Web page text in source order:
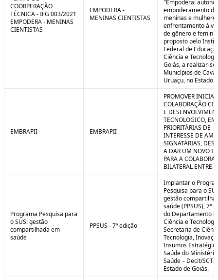
COORPERAÇÃO
TÉCNICA - IFG 003/2021
EMPODERA - MENINAS
CIENTISTAS
EMPODERA -
MENINAS CIENTISTAS
"Empodera:
empoderamento de
meninas e
enfrentamento à
de gênero e
proposto pelo
Federal de
Ciência e
Goiás, a realizar-se
Municípios de
Uruaçu, no Estado
EMBRAPII EMBRAPII
PROMOVER
COLABORAÇÃO
E
TECNOLOGICO, EM
PRIORITÁRIAS DE
INTERESSE DE
SIGNATÁRIAS,
A DAR UM NOVO
PARA A
BILATERAL ENTRE
Programa Pesquisa para
o SUS: gestão
compartilhada em
saúde
PPSUS - 7ª edição
Implantar o
Pesquisa para o
gestão
saúde (PPSUS), 7ª
do Departamento
Ciência e
Secretaria de
Tecnologia,
Insumos
Saúde do
Saúde – Decit/
Estado de Goiás.